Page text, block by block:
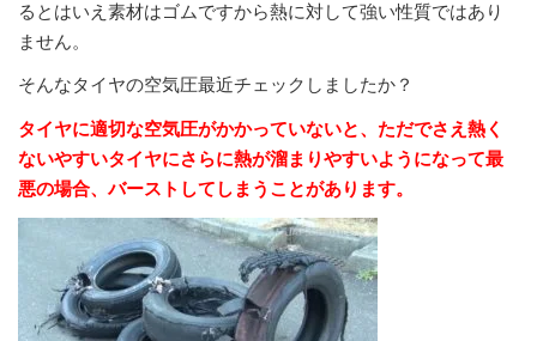
るとはいえ素材はゴムですから熱に対して強い性質ではあり
ません。
そんなタイヤの空気圧最近チェックしましたか？
タイヤに適切な空気圧がかかっていないと、ただでさえ熱く
ないやすいタイヤにさらに熱が溜まりやすいようになって最
悪の場合、バーストしてしまうことがあります。